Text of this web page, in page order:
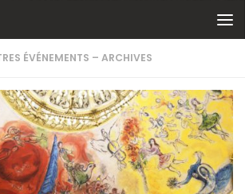
ÉVÉNEMENTS – ARCHIVES